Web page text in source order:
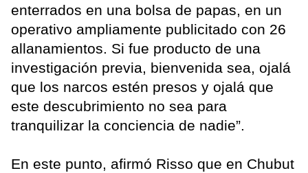
enterrados en una bolsa de papas, en un
operativo ampliamente publicitado con 26
allanamientos. Si fue producto de una
investigación previa, bienvenida sea, ojalá
que los narcos estén presos y ojalá que
este descubrimiento no sea para
tranquilizar la conciencia de nadie”.
En este punto, afirmó Risso que en Chubut